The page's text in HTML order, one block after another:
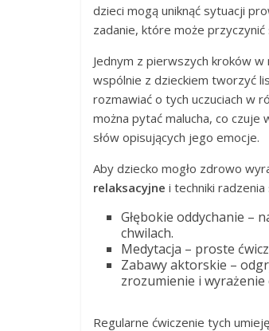
dzieci mogą uniknąć sytuacji
zadanie, które może
Jednym z pierwszych kroków
wspólnie z dzieckiem tworzyć
rozmawiać o tych uczuciach w
można pytać malucha, co czuje
słów opisujących jego emocje.
Aby dziecko mogło zdrowo
relaksacyjne i techniki
Głębokie oddychanie –
chwilach.
Medytacja – proste
Zabawy aktorskie –
zrozumienie i wyrażenie
Regularne ćwiczenie tych